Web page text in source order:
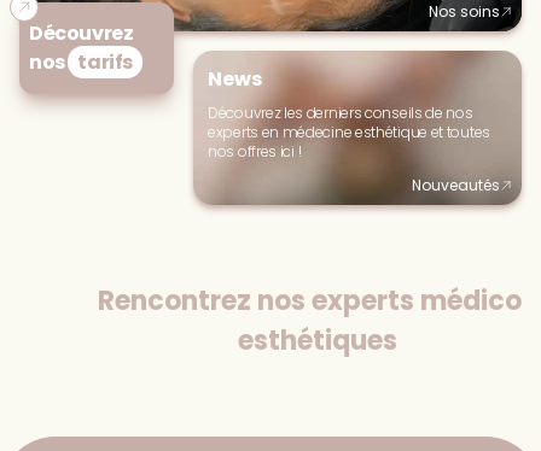
Nos soins
Découvrez
nos tarifs
Nouveautés
News
Découvrez les derniers conseils de nos
experts en médecine esthétique et toutes
nos offres ici !
Rencontrez nos experts médico-
esthétiques